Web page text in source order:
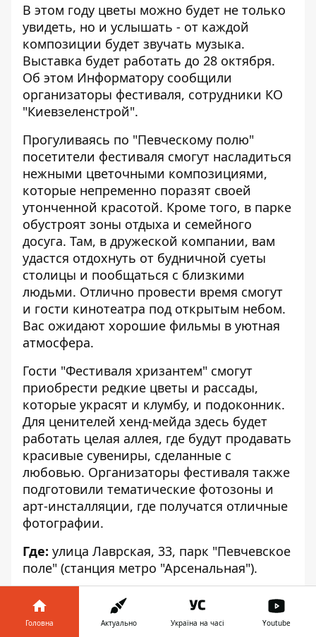
В этом году цветы можно будет не только
увидеть, но и услышать - от каждой
композиции будет звучать музыка.
Выставка будет работать до 28 октября.
Об этом Информатору сообщили
организаторы фестиваля, сотрудники КО
"Киевзеленстрой".
Прогуливаясь по "Певческому полю"
посетители фестиваля смогут насладиться
нежными цветочными композициями,
которые непременно поразят своей
утонченной красотой. Кроме того, в парке
обустроят зоны отдыха и семейного
досуга. Там, в дружеской компании, вам
удастся отдохнуть от будничной суеты
столицы и пообщаться с близкими
людьми. Отлично провести время смогут
и гости кинотеатра под открытым небом.
Вас ожидают хорошие фильмы в уютная
атмосфера.
Гости "Фестиваля хризантем" смогут
приобрести редкие цветы и рассады,
которые украсят и клумбу, и подоконник.
Для ценителей хенд-мейда здесь будет
работать целая аллея, где будут продавать
красивые сувениры, сделанные с
любовью. Организаторы фестиваля также
подготовили тематические фотозоны и
арт-инсталляции, где получатся отличные
фотографии.
Где: улица Лаврская, 33, парк "Певчевское
поле" (станция метро "Арсенальная").
Когда:
с 9:00 до 21:00, без перерывов и
выходных.
Головна Актуально Україна на часі Youtube